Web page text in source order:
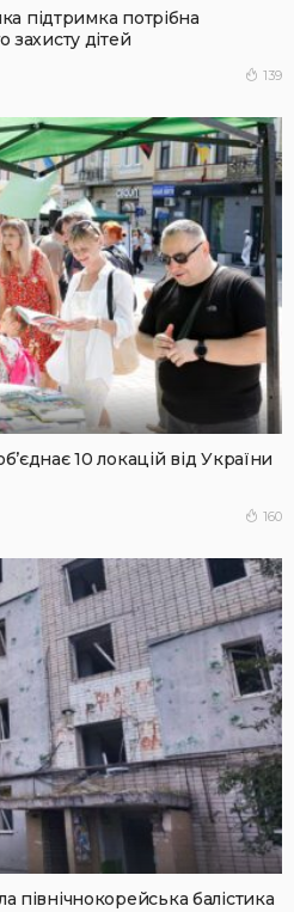
підтримка потрібна
дітей
139
10 локацій від України
160
балістика